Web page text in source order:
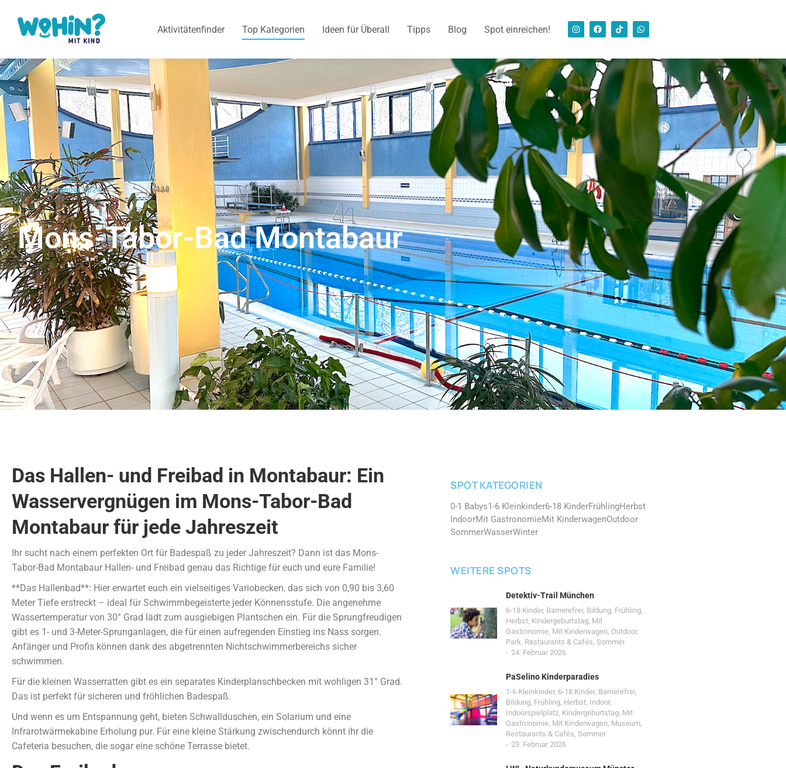
Aktivitätenfinder Top Kategorien Ideen für Überall Tipps Blog Spot einreichen!
12. Januar 2024
Mons-Tabor-Bad Montabaur
Das Hallen- und Freibad in Montabaur: Ein
Wasservergnügen im Mons-Tabor-Bad
Montabaur für jede Jahreszeit
Ihr sucht nach einem perfekten Ort für Badespaß zu jeder Jahreszeit? Dann ist das Mons-
Tabor-Bad Montabaur Hallen- und Freibad genau das Richtige für euch und eure Familie!
**Das Hallenbad**: Hier erwartet euch ein vielseitiges Variobecken, das sich von 0,90 bis 3,60
Meter Tiefe erstreckt – ideal für Schwimmbegeisterte jeder Könnensstufe. Die angenehme
Wassertemperatur von 30° Grad lädt zum ausgiebigen Plantschen ein. Für die Sprungfreudigen
gibt es 1- und 3-Meter-Sprunganlagen, die für einen aufregenden Einstieg ins Nass sorgen.
Anfänger und Profis können dank des abgetrennten Nichtschwimmerbereichs sicher
schwimmen.
Für die kleinen Wasserratten gibt es ein separates Kinderplanschbecken mit wohligen 31° Grad.
Das ist perfekt für sicheren und fröhlichen Badespaß.
Und wenn es um Entspannung geht, bieten Schwallduschen, ein Solarium und eine
Infrarotwärmekabine Erholung pur. Für eine kleine Stärkung zwischendurch könnt ihr die
Cafeteria besuchen, die sogar eine schöne Terrasse bietet.
SPOT KATEGORIEN
0-1 Babys1-6 Kleinkinder6-18 KinderFrühlingHerbst
IndoorMit GastronomieMit KinderwagenOutdoor
SommerWasserWinter
WEITERE SPOTS
Detektiv-Trail München
6-18 Kinder, Barrierefrei, Bildung, Frühling,
Herbst, Kindergeburtstag, Mit
Gastronomie, Mit Kinderwagen, Outdoor,
Park, Restaurants & Cafés, Sommer
24. Februar 2026
PaSelino Kinderparadies
1-6 Kleinkinder, 6-18 Kinder, Barrierefrei,
Bildung, Frühling, Herbst, Indoor,
Indoorspielplatz, Kindergeburtstag, Mit
Gastronomie, Mit Kinderwagen, Museum,
Restaurants & Cafés, Sommer
23. Februar 2026